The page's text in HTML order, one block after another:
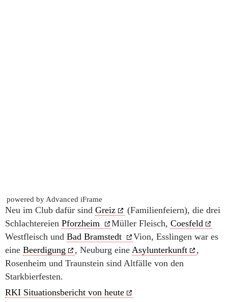
powered by Advanced iFrame
Neu im Club dafür sind Greiz
(Familienfeiern), die drei
Schlachtereien Pforzheim Müller Fleisch, Coesfeld
Westfleisch und Bad Bramstedt
Vion, Esslingen war es
eine Beerdigung , Neuburg eine Asylunterkunft
,
Rosenheim und Traunstein sind Altfälle von den
Starkbierfesten.
RKI Situationsbericht von heute